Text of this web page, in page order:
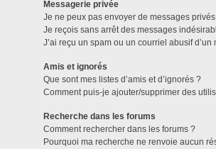
Messagerie privée
Je ne peux pas envoyer de messages
Je reçois sans arrêt des messages
J’ai reçu un spam ou un courriel abusif d’un
Amis et ignorés
Que sont mes listes d’amis et d’ignorés ?
Comment puis-je ajouter/supprimer des
Recherche dans les forums
Comment rechercher dans les forums ?
Pourquoi ma recherche ne renvoie aucun